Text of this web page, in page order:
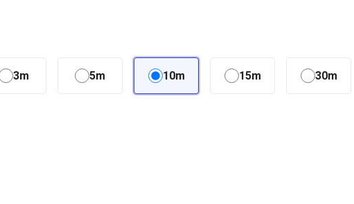
3m 5m 10m 15m 30m